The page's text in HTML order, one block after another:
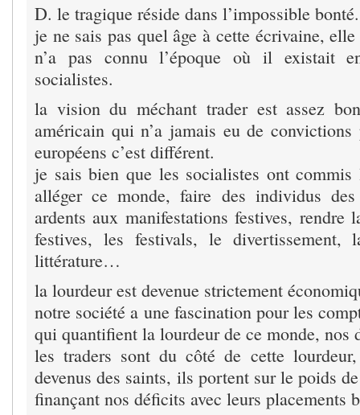
D. le tragique réside dans l’impossible bonté.
je ne sais pas quel âge à cette écrivaine,
n’a pas connu l’époque où il existait
socialistes.
la vision du méchant trader est assez
américain qui n’a jamais eu de
européens c’est différent.
je sais bien que les socialistes ont
alléger ce monde, faire des individus
ardents aux manifestations festives, rendre
festives, les festivals, le divertissement,
littérature…
la lourdeur est devenue strictement
notre société a une fascination pour les
qui quantifient la lourdeur de ce monde, nos
les traders sont du côté de cette
devenus des saints, ils portent sur le poids
finançant nos déficits avec leurs placements